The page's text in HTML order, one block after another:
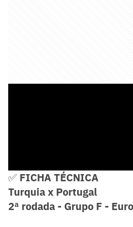
✅ FICHA TÉCNICA
Turquia x Portugal
2ª rodada - Grupo F -